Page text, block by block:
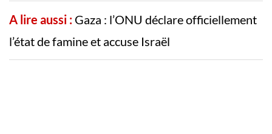
A lire aussi : Gaza : l’ONU déclare officiellement
l’état de famine et accuse Israël